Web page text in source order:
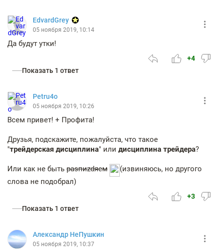
EdvardGrey
05 ноября 2019, 10:14
Да будут утки!
+4
Показать 1 ответ
Petru4o
05 ноября 2019, 10:26
Всем привет! + Профита!
Друзья, подскажите, пожалуйста, что такое
"трейдерская дисциплина" или дисциплина трейдера?
Или как не быть раsпиzdяем
(извиняюсь, но другого
слова не подобрал)
+3
Показать 1 ответ
Александр НеПушкин
05 ноября 2019, 10:37